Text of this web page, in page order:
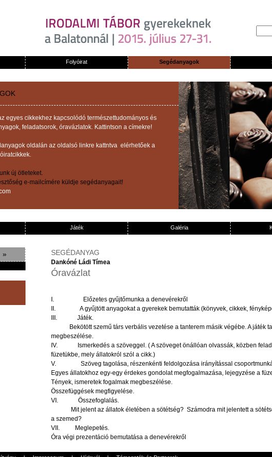
Folyóirat Segédanyagok
egyes cikkekhez kapcsolódó természettudományos és
feladatsorok, óravázlatok. Kattintson a címekre!
oldalán az oldalsó linkre kattntva elérhetőek a
új ötleteket.
e-mailcímére küldje segédanyagait!
Játék Galéria
» SEGÉDANYAG
Dankóné Ládi Tímea
Óravázlat
I. Előzetes gyűjtőmunka a denevérekről
II. Agyűjtött anyagokata gyerekek bemutatták (könyvek, cikkek,
III. Játék.
Bekötött szemű társ verbális vezetése a tanterem másik végébe. Ajáték
megbeszélése.
IV.
Ismerkedés a szöveggel . ( Aszöveget önállóan olvassák, közben
füzetükbe, mely állatokról szól a cikk.)
V. Szöveg tagolása, részenkénti feldolgozása irányítással
Egyes állatokhoz egy-egy érdekes gondolat megfogalmazása, lejegyzése a
Tények, ismeretek fogalmak megbeszélése.
Összefüggések megfigyelése.
VI. Összefoglalás.
Mit jelent az állatok életében a sötétség? Számodra mit jelentetta
a szemed?
VII.
Meglepetés.
Óra végi prezentáció bemutatása a denevérekről